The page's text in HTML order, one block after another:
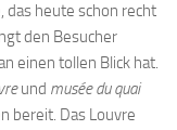
heute schon recht
den Besucher
einen tollen Blick hat.
und musée du quai
bereit. Das Louvre